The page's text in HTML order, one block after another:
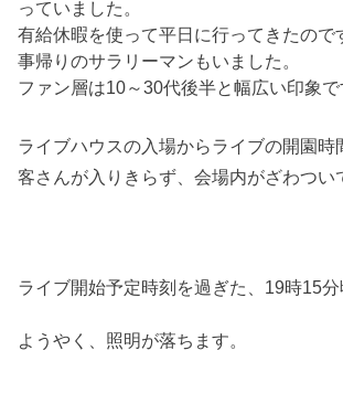
っていました。
有給休暇を使って平日に行ってきたので
事帰りのサラリーマンもいました。
ファン層は10～30代後半と幅広い印象で
ライブハウスの入場からライブの開園時
客さんが入りきらず、会場内がざわつい
ライブ開始予定時刻を過ぎた、19時15分
ようやく、照明が落ちます。